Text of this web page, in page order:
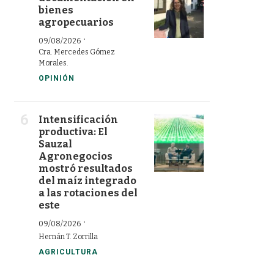
bienes
agropecuarios
09/08/2026 ·
Cra. Mercedes Gómez
Morales.
OPINIÓN
Intensificación
productiva: El
Sauzal
Agronegocios
mostró resultados
del maíz integrado
a las rotaciones del
este
09/08/2026 ·
Hernán T. Zorrilla
AGRICULTURA